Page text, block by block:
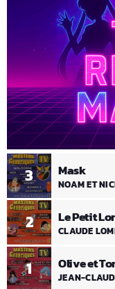
1 Olive et
JEAN-
2 Le Petit
CLAUDE
3 Mask
NOAM ET